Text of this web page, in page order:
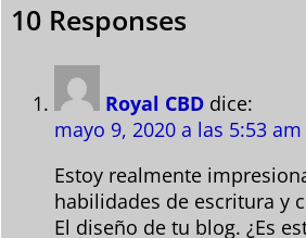
10 Responses
Royal CBD dice:
mayo 9, 2020 a las 5:53 am
Estoy realmente
habilidades de escritura y
El diseño de tu blog. ¿Es